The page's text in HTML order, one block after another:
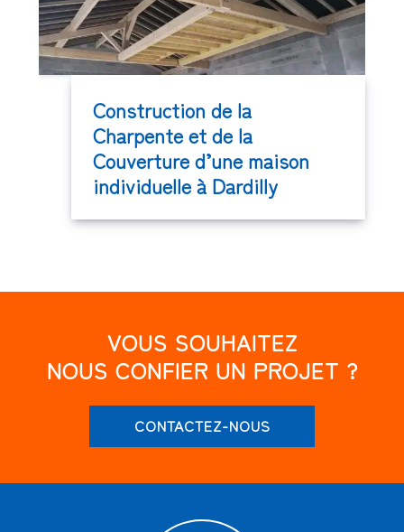
Construction de la
Charpente et de la
Couverture d’une maison
individuelle à Dardilly
VOUS SOUHAITEZ
NOUS CONFIER UN PROJET ?
CONTACTEZ-NOUS